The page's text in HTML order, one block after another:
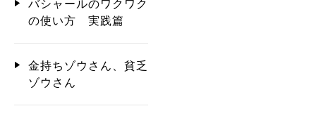
バシャールのワクワク
の使い方 実践篇
金持ちゾウさん、貧乏
ゾウさん